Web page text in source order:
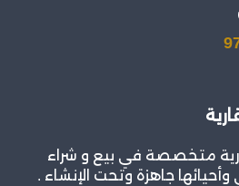
متخصصة في بيع و شراء
جاهزة وتحت الإنشاء .